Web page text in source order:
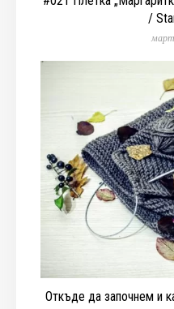
/
Откъде да започнем и